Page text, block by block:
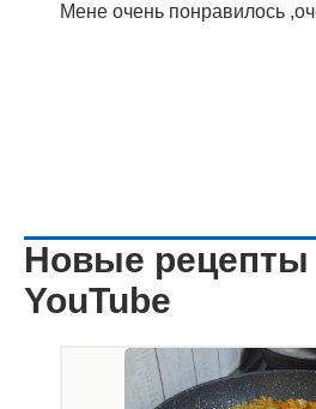
Мене очень понравилось
Новые рецепты
YouTube